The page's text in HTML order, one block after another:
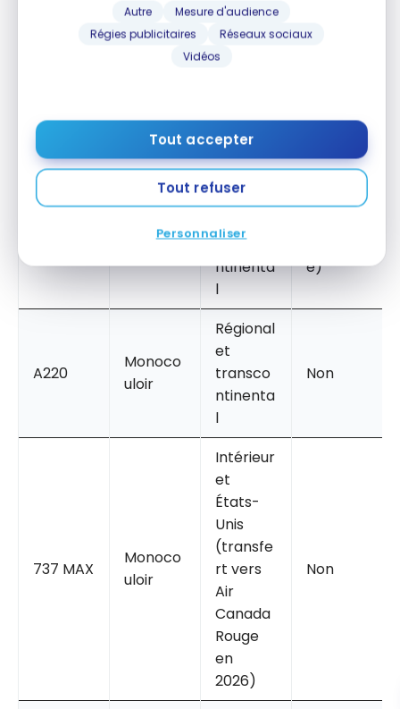
Autre
Mesure d'audience
Régies publicitaires
Réseaux sociaux
Vidéos
Tout accepter
Tout refuser
Personnaliser
d’appareils. Pour bien comprendre l’apport de
l’A321XLR, il faut le situer par rapport aux autres
avions du transporteur, notamment sur les liaisons
APPAREIL TYPE
USAGE
PRINCIPA
L
CLASSE
Transatl
antique
transco
ntinenta
l
Oui (14
e)
A220
Monoco
uloir
Régional
et
transco
ntinenta
l
Non
737 MAX
Monoco
uloir
Intérieur
et
États-
Unis
(transfe
rt vers
Air
Canada
Rouge
en
2026)
Non